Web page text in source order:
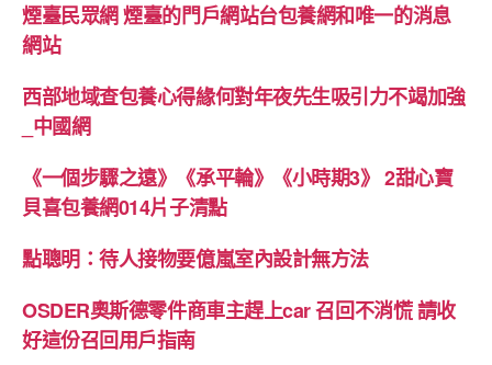
煙臺民眾網 煙臺的門戶網站台包養網和唯一的消息
網站
西部地域查包養心得緣何對年夜先生吸引力不竭加強
_中國網
《一個步驟之遠》《承平輪》《小時期3》 2甜心寶
貝喜包養網014片子清點
點聰明：待人接物要億嵐室內設計無方法
OSDER奧斯德零件商車主趕上car 召回不消慌 請收
好這份召回用戶指南